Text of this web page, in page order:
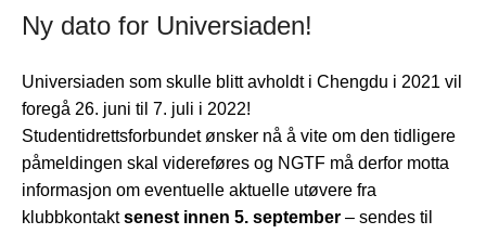
Ny dato for Universiaden!
Universiaden som skulle blitt avholdt i Chengdu i 2021 vil
foregå 26. juni til 7. juli i 2022!
Studentidrettsforbundet ønsker nå å vite om den tidligere
påmeldingen skal videreføres og NGTF må derfor motta
informasjon om eventuelle aktuelle utøvere fra
klubbkontaktsenest innen 5. september – sendes til